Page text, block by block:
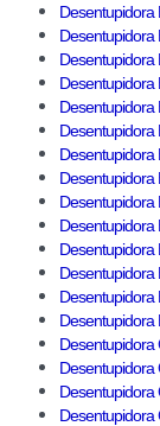
Desentupidora
Desentupidora
Desentupidora
Desentupidora
Desentupidora
Desentupidora
Desentupidora
Desentupidora
Desentupidora
Desentupidora
Desentupidora
Desentupidora
Desentupidora
Desentupidora
Desentupidora
Desentupidora